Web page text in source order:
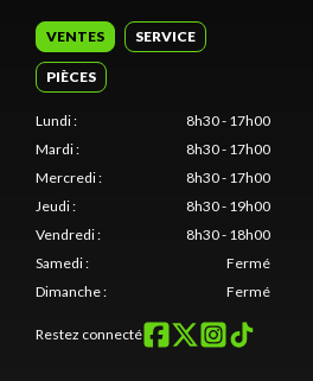
VENTES SERVICE
PIÈCES
Lundi:
8h30 - 17h00
Mardi:
8h30 - 17h00
Mercredi:
8h30 - 17h00
Jeudi:
8h30 - 19h00
Vendredi:
8h30 - 18h00
Samedi:
Fermé
Dimanche: Fermé
Restez connecté